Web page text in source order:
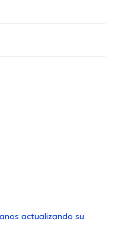
actualizando su